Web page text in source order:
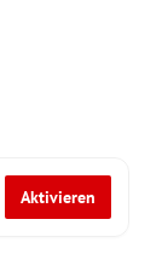
Aktivieren